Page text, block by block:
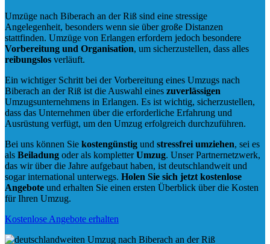
Umzüge nach Biberach an der Riß sind eine stressige
Angelegenheit, besonders wenn sie über große Distanzen
stattfinden. Umzüge von Erlangen erfordern jedoch besondere
Vorbereitung und Organisation, um sicherzustellen, dass alles
reibungslos verläuft.
Ein wichtiger Schritt bei der Vorbereitung eines Umzugs nach
Biberach an der Riß ist die Auswahl eines zuverlässigen
Umzugsunternehmens in Erlangen. Es ist wichtig, sicherzustellen,
dass das Unternehmen über die erforderliche Erfahrung und
Ausrüstung verfügt, um den Umzug erfolgreich durchzuführen.
Bei uns können Sie kostengünstig und stressfrei umziehen, sei es
als Beiladung oder als kompletterUmzug. Unser Partnernetzwerk,
das wir über die Jahre aufgebaut haben, ist deutschlandweit und
sogar international unterwegs. Holen Sie sich jetzt kostenlose
Angebote und erhalten Sie einen ersten Überblick über die Kosten
für Ihren Umzug.
Kostenlose Angebote erhalten